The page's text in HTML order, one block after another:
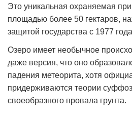
Это уникальная охраняемая
площадью более 50 гектаров,
защитой государства с 1977
Озеро имеет необычное
даже версия, что оно
падения метеорита, хотя
придерживаются теории
своеобразного провала грунта.